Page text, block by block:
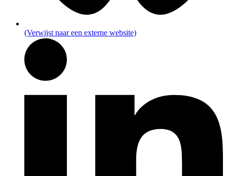
(Verwijst naar een externe website)